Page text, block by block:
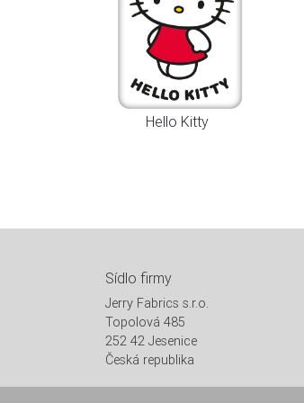
Hello Kitty
Sídlo firmy
Jerry Fabrics s.r.o.
Topolová 485
252 42 Jesenice
Česká republika